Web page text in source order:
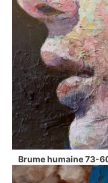
Brume humaine 73-